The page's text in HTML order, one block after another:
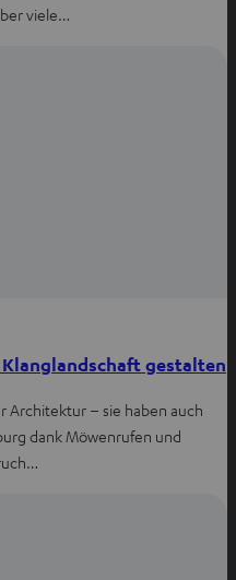
viele…
gestalten
Architektur – sie haben auch
dank Möwenrufen und